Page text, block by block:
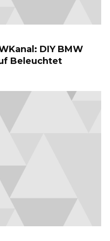
DIY BMW
Beleuchtet